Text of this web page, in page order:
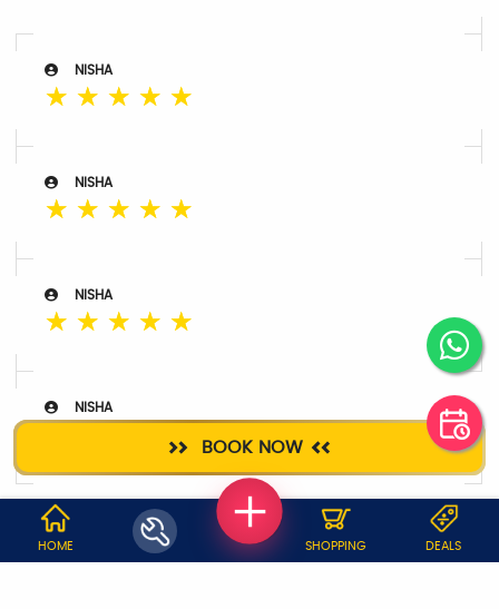
BOOK NOW
NISHA
☆ ☆ ☆ ☆ ☆
NISHA
☆ ☆ ☆ ☆ ☆
NISHA
☆ ☆ ☆ ☆ ☆
NISHA
☆
WHY JOBOY?
HOME SHOPPING DEALS